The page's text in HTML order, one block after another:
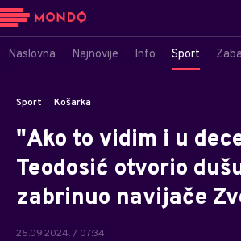
Naslovna Najnovije Info Sport
Sport Košarka
"Ako to vidim i u
Teodosić otvorio
zabrinuo navijače
25.09.2024. / 07:34